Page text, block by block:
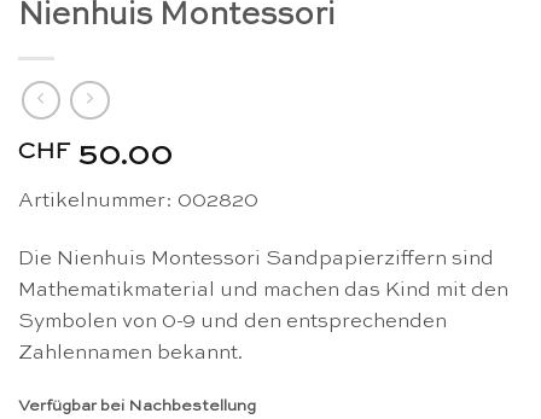
Nienhuis Montessori
CHF 50.00
Artikelnummer: 002820
Die Nienhuis Montessori Sandpapierziffern sind
Mathematikmaterial und machen das Kind mit den
Symbolen von 0-9 und den entsprechenden
Zahlennamen bekannt.
Verfügbar bei Nachbestellung